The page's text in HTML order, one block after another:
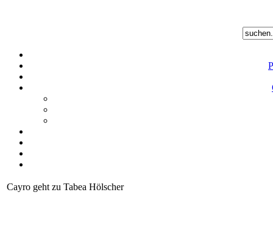
Cayro geht zu Tabea Hölscher